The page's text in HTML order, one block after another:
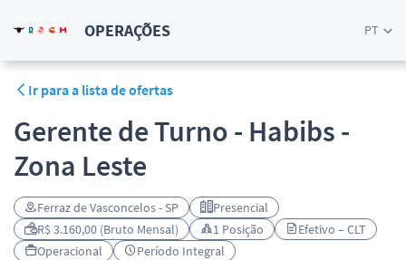
OPERAÇÕES PT
Ir para a lista de ofertas
Gerente de Turno - Habibs -
Zona Leste
Ferraz de Vasconcelos - SP
Presencial
R$ 3.160,00 (Bruto Mensal)
1 Posição
Efetivo – CLT
Operacional
Período Integral